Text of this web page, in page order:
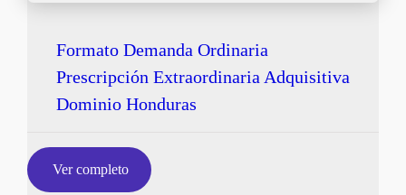
Formato Demanda Ordinaria
Prescripción Extraordinaria Adquisitiva
Dominio Honduras
Ver completo